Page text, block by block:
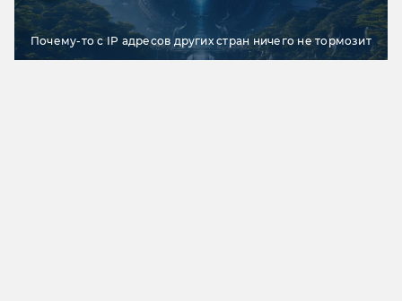
Почему-то с IP адресов других стран ничего не тормозит